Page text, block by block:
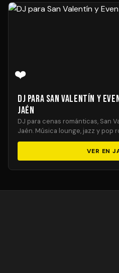
❤️
DJ para San Valentín y
Jaén
DJ para cenas románticas, San
Jaén. Música lounge, jazz y pop
VER EN